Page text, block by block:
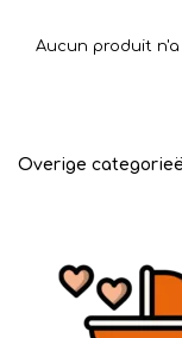
Aucun produit
Overige